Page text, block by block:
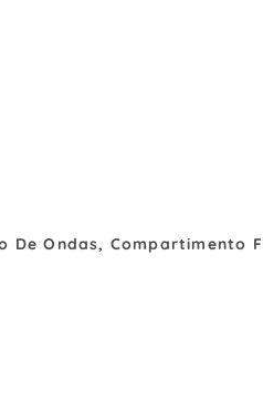
De Ondas, Compartimento